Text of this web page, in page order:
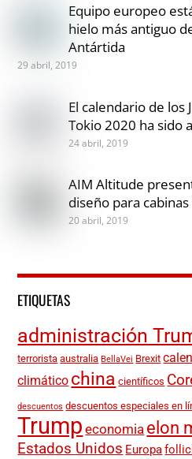
Equipo europeo
hielo más antiguo
Antártida
29 abril, 2019
El calendario de los
Tokio 2020 ha sido
24 abril, 2019
AIM Altitude
diseño para
20 abril, 2019
ETIQUETAS
administración
terrorista australia BellaVei Brexit
climático china científicos
descuentos descuentos especiales en
Trump economia elon
Estados Unidos Europa